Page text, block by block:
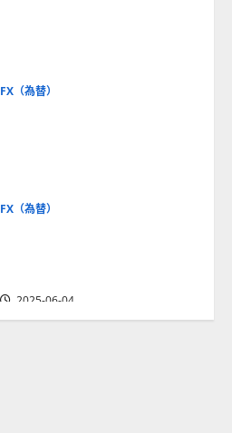
2025-06-02
FX（為替）
2025-06-02
FX（為替）
2025-06-04